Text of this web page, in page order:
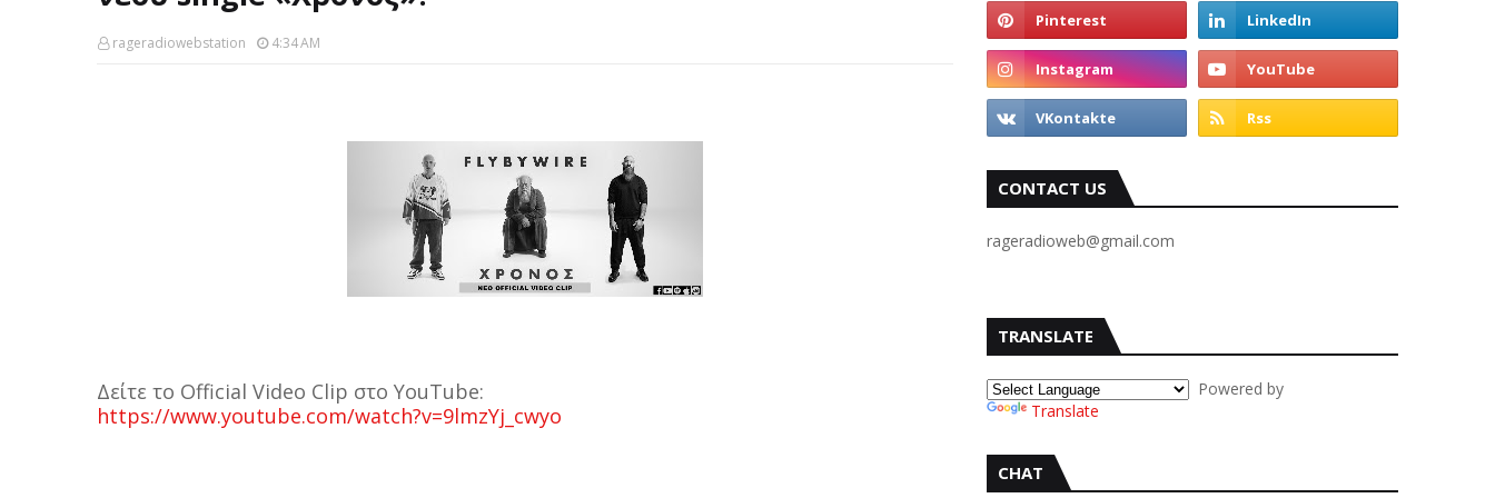
rageradiowebstation 4:34 AM
Δείτε το Official Video Clip στο YouTube:
https://www.youtube.com/watch?v=9lmzYj_cwyo
CONTACT US
rageradioweb@gmail.com
TRANSLATE
Powered by
Translate
CHAT